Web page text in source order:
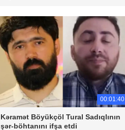
00:01:40
Kəramət Böyükçöl Tural Sadıqlının
şər-böhtanını ifşa etdi